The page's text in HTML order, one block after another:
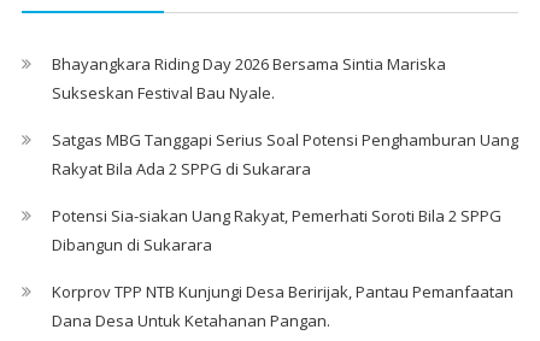
Bhayangkara Riding Day 2026 Bersama Sintia Mariska
Sukseskan Festival Bau Nyale. ‎
Satgas MBG Tanggapi Serius Soal Potensi Penghamburan Uang
Rakyat Bila Ada 2 SPPG di Sukarara
Potensi Sia-siakan Uang Rakyat, Pemerhati Soroti Bila 2 SPPG
Dibangun di Sukarara
Korprov TPP NTB Kunjungi Desa Beririjak, Pantau Pemanfaatan
Dana Desa Untuk Ketahanan Pangan.